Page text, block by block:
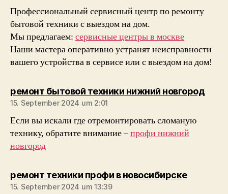
Профессиональный сервисный центр по ремонту
бытовой техники с выездом на дом.
Мы предлагаем: сервисные центры в москве
Наши мастера оперативно устранят неисправности
вашего устройства в сервисе или с выездом на дом!
ремонт бытовой техники нижний новгород
15. September 2024 um 2:01
Если вы искали где отремонтировать сломаную
технику, обратите внимание –профи нижний
новгород
ремонт техники профи в новосибирскеsagt:
15. September 2024 um 13:39